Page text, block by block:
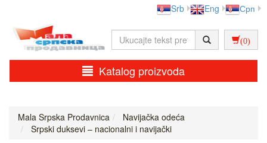
Srb Eng Срп
(0)
Katalog proizvoda
Mala Srpska Prodavnica
Navijačka odeća
Srpski duksevi – nacionalni i navijački